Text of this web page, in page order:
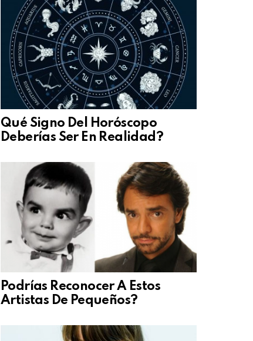
Qué Signo Del Horóscopo
Deberías Ser En Realidad?
Podrías Reconocer A Estos
Artistas De Pequeños?